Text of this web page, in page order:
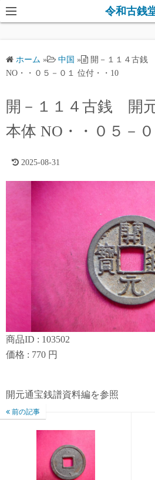
コ
ン
ツ
ス
キ
ッ
令和古銭
ホーム » 中国 »
開－１１４古銭
NO・・０５－０１ 位付・・10
開－１１４古銭 開
本体 NO・・０５－
2025-08-31
商品ID : 103502
価格 : 770 円
開元通宝銭譜資料編を参照
前の記事